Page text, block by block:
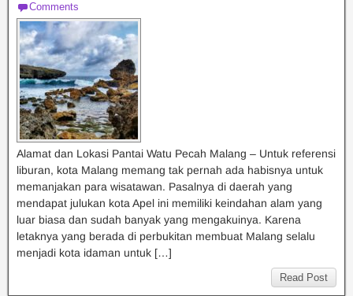
Comments
Alamat dan Lokasi Pantai Watu Pecah Malang – Untuk referensi
liburan, kota Malang memang tak pernah ada habisnya untuk
memanjakan para wisatawan. Pasalnya di daerah yang
mendapat julukan kota Apel ini memiliki keindahan alam yang
luar biasa dan sudah banyak yang mengakuinya. Karena
letaknya yang berada di perbukitan membuat Malang selalu
menjadi kota idaman untuk […]
Read Post